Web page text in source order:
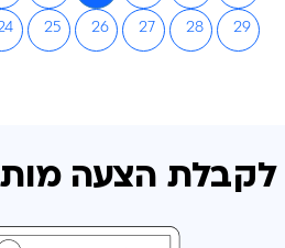
25 26 27 28 29
לקבלת הצעה